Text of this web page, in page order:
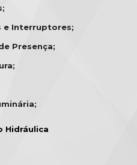
e Interruptores;
Presença;
Hidráulica